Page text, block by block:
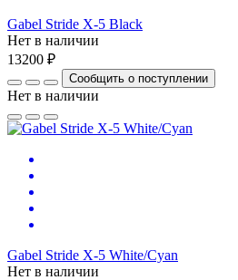
Gabel Stride X-5 Black
Нет в наличии
13200 ₽
Сообщить о поступлении
Нет в наличии
Gabel Stride X-5 White/Cyan
Нет в наличии